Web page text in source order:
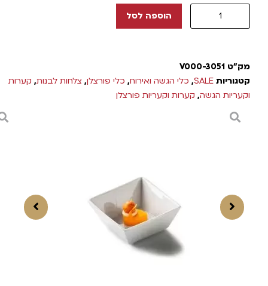
הוספה לסל
מק"ט V000-3051
קטגוריות SALE
, כלי הגשה ואירוח, כלי פורצלן, צלחות לבנות, קערות
וקעריות הגשה, קערות וקעריות פורצלן